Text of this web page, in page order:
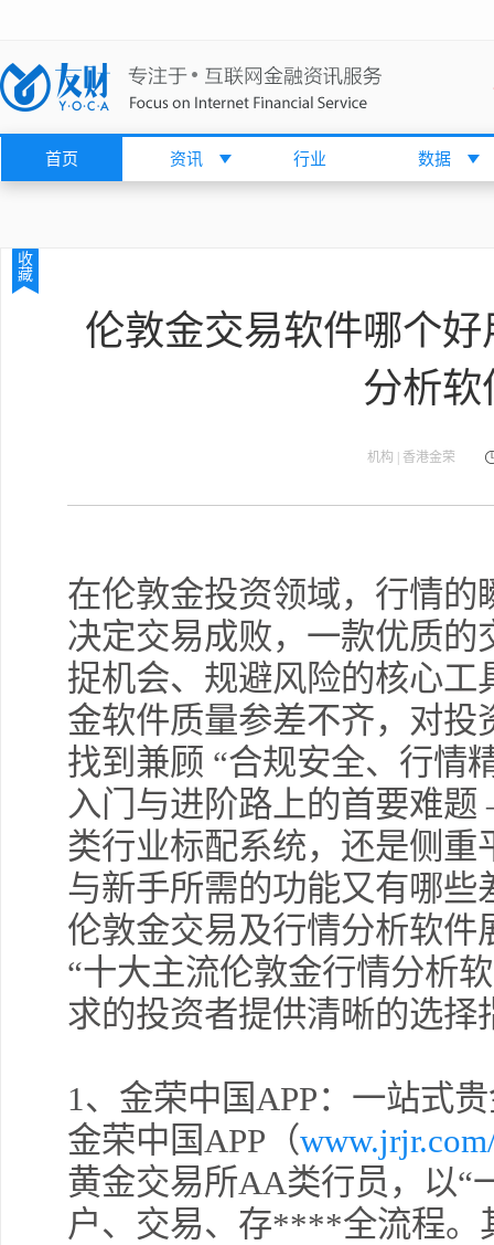
首页 资讯 行业 数据
收
藏
伦敦金交易软件哪个
分析软
机构 | 香港金荣
在伦敦金投资领域，行情
决定交易成败，一款优质
捉机会、规避风险的核心
金软件质量参差不齐，对
找到兼顾 “合规安全、行情
入门与进阶路上的首要难
类行业标配系统，还是侧
与新手所需的功能又有哪
伦敦金交易及行情分析软
“十大主流伦敦金行情分析
求的投资者提供清晰的选择
1、金荣中国APP：一站式
金荣中国APP（
黄金交易所AA类行员，以“
户、交易、存****全流程。擎